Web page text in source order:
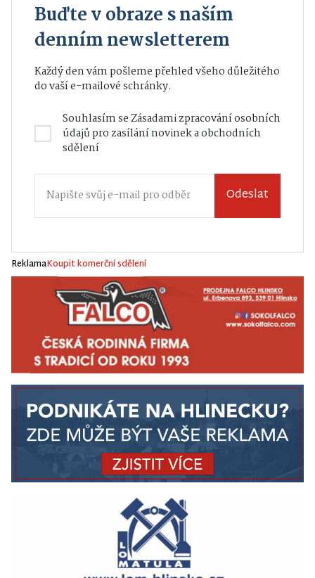
Buďte v obraze s naším
denním newsletterem
Každý den vám pošleme přehled všeho důležitého
do vaší e-mailové schránky.
Souhlasím seZásadami zpracování osobních
údajůpro zasílání novinek a obchodních
sdělení
Odeslat
ReklamaKoupit komerční sdělení